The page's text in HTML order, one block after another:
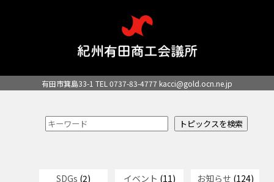
有田市箕島33-1 TEL 0737-83-4777 kacci@gold.ocn.ne.jp
SDGs (2) イベント (11) お知らせ (124)